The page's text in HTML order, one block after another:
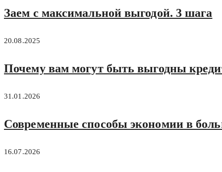
Заем с максимальной выгодой. 3 шага
20.08.2025
Почему вам могут быть выгодны
31.01.2026
Современные способы экономии в
16.07.2026